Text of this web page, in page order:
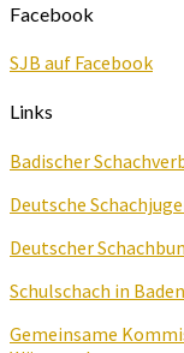
Facebook
SJB auf Facebook
Links
Badischer
Deutsche
Deutscher
Schulschach in
Gemeinsame